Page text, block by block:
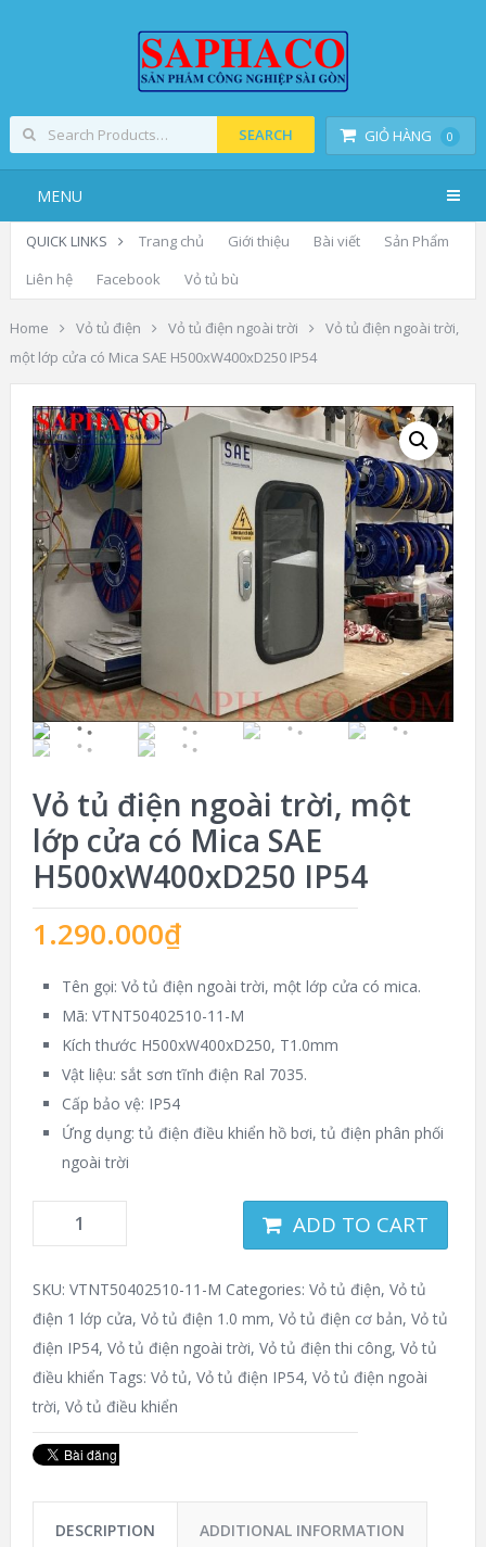
GIỎ HÀNG 0
SEARCH
MENU
QUICK LINKS Trang chủ Giới thiệu Bài viết
Sản Phẩm
Liên hệ
Facebook Vỏ tủ bù
Home Vỏ tủ điện Vỏ tủ điện ngoài trời
Vỏ tủ điện ngoài trời,
một lớp cửa có Mica SAE H500xW400xD250 IP54
Vỏ tủ điện ngoài trời, một
lớp cửa có Mica SAE
H500xW400xD250 IP54
1.290.000₫
Tên gọi: Vỏ tủ điện ngoài trời, một lớp cửa có mica.
Mã: VTNT50402510-11-M
Kích thước H500xW400xD250, T1.0mm
Vật liệu: sắt sơn tĩnh điện Ral 7035.
Cấp bảo vệ: IP54
Ứng dụng: tủ điện điều khiển hồ bơi, tủ điện phân phối
ngoài trời
ADD TO CART
SKU: VTNT50402510-11-M Categories: Vỏ tủ điện, Vỏ tủ
điện 1 lớp cửa, Vỏ tủ điện 1.0 mm, Vỏ tủ điện cơ bản, Vỏ tủ
điện IP54, Vỏ tủ điện ngoài trời, Vỏ tủ điện thi công, Vỏ tủ
điều khiển Tags: Vỏ tủ, Vỏ tủ điện IP54, Vỏ tủ điện ngoài
trời, Vỏ tủ điều khiển
DESCRIPTION ADDITIONAL INFORMATION